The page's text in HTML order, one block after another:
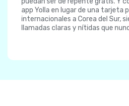
app Yolla en lugar de una tarjeta
internacionales a Corea del Sur,
llamadas claras y nítidas que